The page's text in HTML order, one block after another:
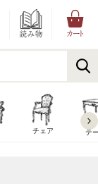
チェア テ